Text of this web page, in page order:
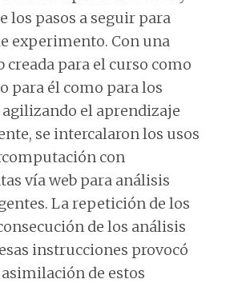
los pasos a seguir para
experimento. Con una
creada para el curso como
para él como para los
el aprendizaje
se intercalaron los usos
con
vía web para análisis
La repetición de los
de los análisis
instrucciones provocó
de estos